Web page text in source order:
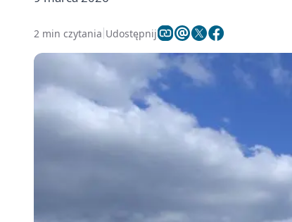
2 min czytania Udostępnij